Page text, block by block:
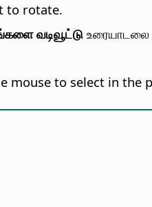
to rotate.
வடிவூட்டு
mouse to select in